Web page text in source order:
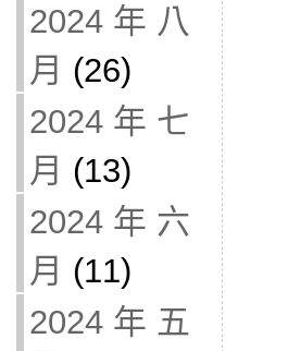
2024 年 八
月 (26)
2024 年 七
月 (13)
2024 年 六
月 (11)
2024 年 五